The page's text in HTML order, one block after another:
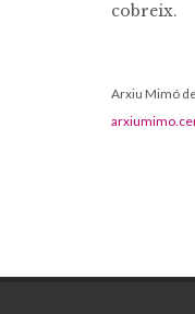
cobreix.
Arxiu Mimó